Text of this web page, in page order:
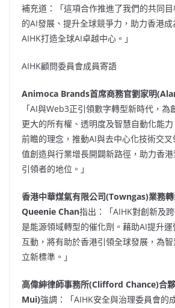
補充道：「這項合作推進了我們的共同
的AI發展、提升全球競爭力，助力香港
AIHK打造全球AI卓越中心。」
AIHK顧問委員會成員寄語
Animoca Brands首席商務官劉家明(
「AI與Web3正引領數字轉型新時代，
更大的所有權、透明度及智慧自動化能力
前瞻的理念，推動AI與去中心化技術交
值創造與行業增長開闢新路徑，助力香
引領者的地位。」
香港中華煤氣有限公司(Towngas)業務
Queenie Chan指出：「AIHK對創新及
是能源領域轉型的催化劑。藉助AI提升
互動，將有助於香港引領全球發展，為
立新標準。」
高偉紳律師事務所(Clifford Chance)合
Mui)強調：「AIHK安全與治理委員會的